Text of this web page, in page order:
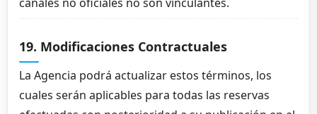
19. Modificaciones Contractuales
La Agencia podrá actualizar estos términos, los
cuales serán aplicables para todas las reservas